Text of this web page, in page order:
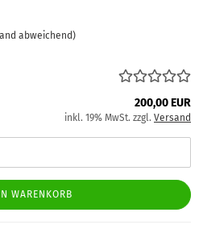
abweichend)
200,00 EUR
inkl. 19% MwSt. zzgl. Versand
WARENKORB